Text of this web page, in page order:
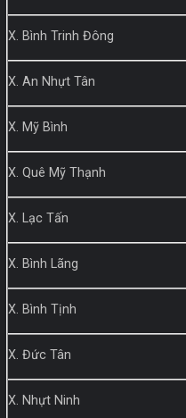
X. Bình Trinh Đông
X. An Nhựt Tân
X. Mỹ Bình
X. Quê Mỹ Thạnh
X. Lạc Tấn
X. Bình Lãng
X. Bình Tịnh
X. Đức Tân
X. Nhựt Ninh